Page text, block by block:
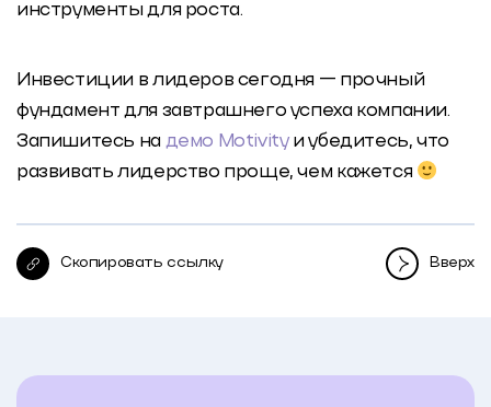
инструменты для роста.
Инвестиции в лидеров сегодня — прочный
фундамент для завтрашнего успеха компании.
Запишитесь на демо Motivityи убедитесь, что
развивать лидерство проще, чем кажется
Скопировать ссылку Вверх